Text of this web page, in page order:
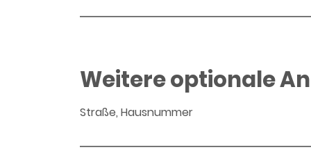
Weitere optionale
Straße, Hausnummer